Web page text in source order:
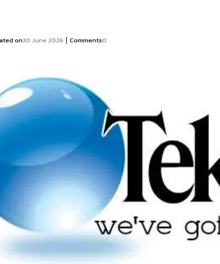
on30 June 2026 | Comments0